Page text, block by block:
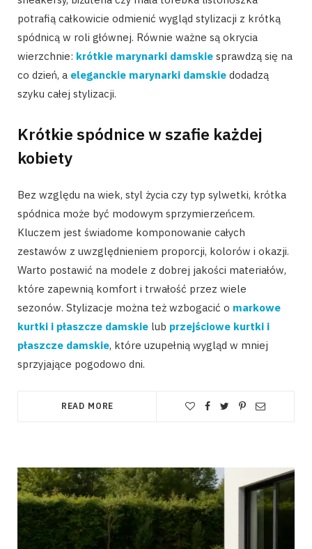
potrafią całkowicie odmienić wygląd stylizacji z krótką
spódnicą w roli głównej. Równie ważne są okrycia
wierzchnie: krótkie marynarki damskie sprawdzą się na
co dzień, a eleganckie marynarki damskie dodadzą
szyku całej stylizacji.
Krótkie spódnice w szafie każdej
kobiety
Bez względu na wiek, styl życia czy typ sylwetki, krótka
spódnica może być modowym sprzymierzeńcem.
Kluczem jest świadome komponowanie całych
zestawów z uwzględnieniem proporcji, kolorów i okazji.
Warto postawić na modele z dobrej jakości materiałów,
które zapewnią komfort i trwałość przez wiele
sezonów. Stylizacje można też wzbogacić o markowe
kurtki i płaszcze damskie lub przejściowe kurtki i
płaszcze damskie, które uzupełnią wygląd w mniej
sprzyjające pogodowo dni.
READ MORE